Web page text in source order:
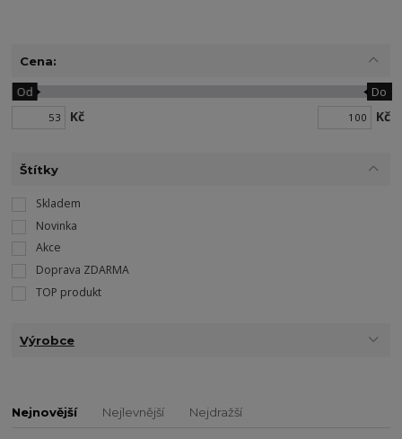
Cena:
Kč
Od Do
Kč
Štítky
Skladem
Novinka
Akce
Doprava ZDARMA
TOP produkt
Výrobce
Nejnovější Nejlevnější Nejdražší